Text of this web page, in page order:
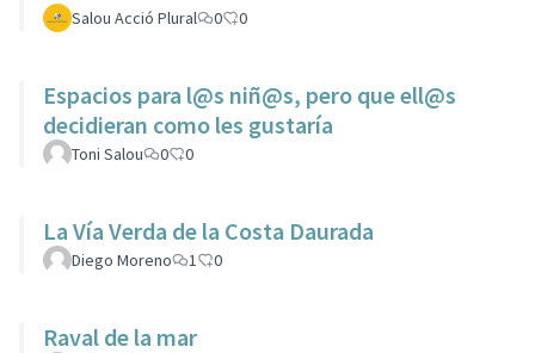
Salou Acció Plural 0 0
Espacios para l@s niñ@s, pero que ell@s
decidieran como les gustaría
Toni Salou 0 0
La Vía Verda de la Costa Daurada
Diego Moreno 1 0
Raval de la mar